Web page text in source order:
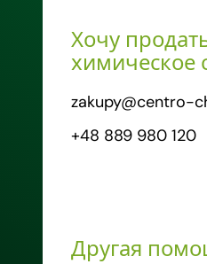
Хочу
химическое
zakupy@centro-
+48 889 980 120
Другая